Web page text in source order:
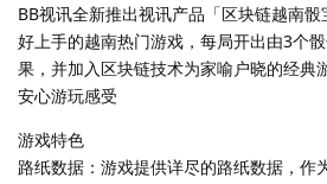
BB视讯全新推出视讯产品「区块链越南
好上手的越南热门游戏，每局开出由3个
果，并加入区块链技术为家喻户晓的经典
安心游玩感受
游戏特色
路纸数据：游戏提供详尽的路纸数据，作